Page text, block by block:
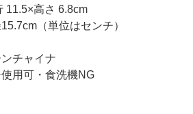
11.5×高さ 6.8cm
（単位はセンチ）
チャイナ
用可・食洗機NG